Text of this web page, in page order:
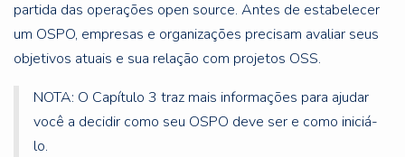
partida das operações open source. Antes de estabelecer
um OSPO, empresas e organizações precisam avaliar seus
objetivos atuais e sua relação com projetos OSS.
NOTA: O Capítulo 3 traz mais informações para ajudar
você a decidir como seu OSPO deve ser e como iniciá-
lo.